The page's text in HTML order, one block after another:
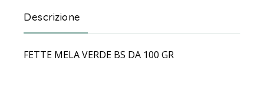
Descrizione
FETTE MELA VERDE BS DA 100 GR